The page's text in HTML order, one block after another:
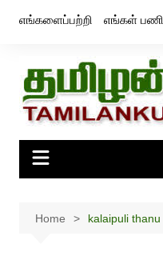
எங்களைப்பற்றி எங்கள் பணி
Home kalaipuli thanu